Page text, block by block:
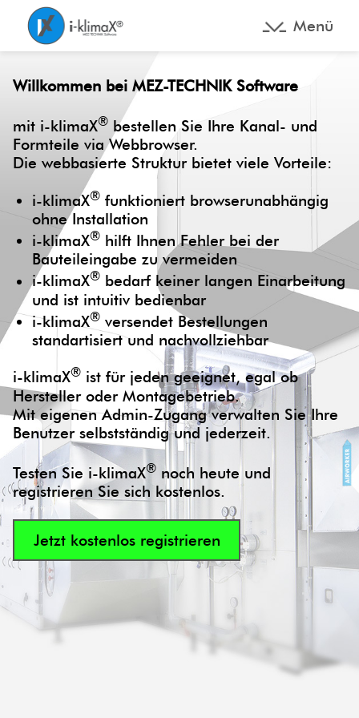
Menü
Willkommen bei MEZ-TECHNIK Software
mit i-klimaX® bestellen Sie Ihre Kanal- und
Formteile via Webbrowser.
Die webbasierte Struktur bietet viele Vorteile:
i-klimaX® funktioniert browserunabhängig
ohne Installation
i-klimaX® hilft Ihnen Fehler bei der
Bauteileingabe zu vermeiden
i-klimaX® bedarf keiner langen Einarbeitung
und ist intuitiv bedienbar
i-klimaX® versendet Bestellungen
standartisiert und nachvollziehbar
i-klimaX® ist für jeden geeignet, egal ob
Hersteller oder Montagebetrieb.
Mit eigenen Admin-Zugang verwalten Sie Ihre
Benutzer selbstständig und jederzeit.
Testen Sie i-klimaX® noch heute und
registrieren Sie sich kostenlos.
Jetzt kostenlos registrieren